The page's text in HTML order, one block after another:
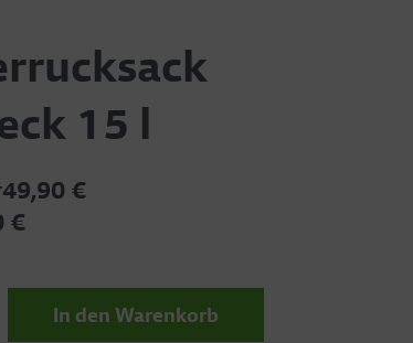
15 l
49,90 €
€
In den Warenkorb